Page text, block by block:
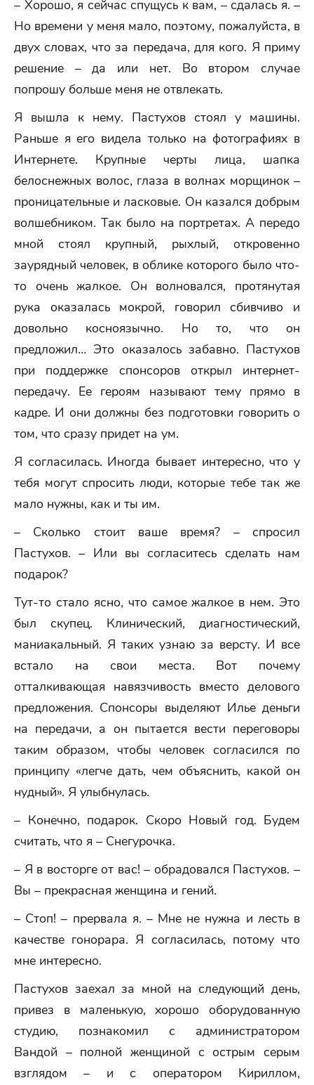
– Хорошо, я сейчас спущусь к вам, – сдалась я. –
Но времени у меня мало, поэтому, пожалуйста, в
двух словах, что за передача, для кого. Я приму
решение – да или нет. Во втором случае
попрошу больше меня не отвлекать.
Я вышла к нему. Пастухов стоял у машины.
Раньше я его видела только на фотографиях в
Интернете. Крупные черты лица, шапка
белоснежных волос, глаза в волнах морщинок –
проницательные и ласковые. Он казался добрым
волшебником. Так было на портретах. А передо
мной стоял крупный, рыхлый, откровенно
заурядный человек, в облике которого было что-
то очень жалкое. Он волновался, протянутая
рука оказалась мокрой, говорил сбивчиво и
довольно косноязычно. Но то, что он
предложил… Это оказалось забавно. Пастухов
при поддержке спонсоров открыл интернет-
передачу. Ее героям называют тему прямо в
кадре. И они должны без подготовки говорить о
том, что сразу придет на ум.
Я согласилась. Иногда бывает интересно, что у
тебя могут спросить люди, которые тебе так же
мало нужны, как и ты им.
– Сколько стоит ваше время? – спросил
Пастухов. – Или вы согласитесь сделать нам
подарок?
Тут-то стало ясно, что самое жалкое в нем. Это
был скупец. Клинический, диагностический,
маниакальный. Я таких узнаю за версту. И все
встало на свои места. Вот почему
отталкивающая навязчивость вместо делового
предложения. Спонсоры выделяют Илье деньги
на передачи, а он пытается вести переговоры
таким образом, чтобы человек согласился по
принципу «легче дать, чем объяснить, какой он
нудный». Я улыбнулась.
– Конечно, подарок. Скоро Новый год. Будем
считать, что я – Снегурочка.
– Я в восторге от вас! – обрадовался Пастухов. –
Вы – прекрасная женщина и гений.
– Стоп! – прервала я. – Мне не нужна и лесть в
качестве гонорара. Я согласилась, потому что
мне интересно.
Пастухов заехал за мной на следующий день,
привез в маленькую, хорошо оборудованную
студию, познакомил с администратором
Вандой – полной женщиной с острым серым
взглядом – и с оператором Кириллом,